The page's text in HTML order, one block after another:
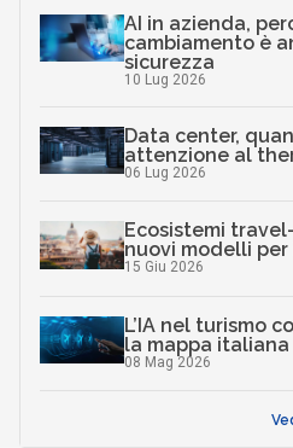
AI in azienda,
cambiamento è
sicurezza
10 Lug 2026
Data center,
attenzione al
06 Lug 2026
Ecosistemi
nuovi modelli
15 Giu 2026
L’IA nel turismo
la mappa
08 Mag 2026